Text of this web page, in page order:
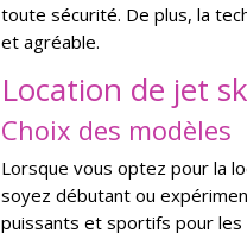
toute sécurité. De plus, la
et agréable.
Location de jet
Choix des modèles
Lorsque vous optez pour la
soyez débutant ou
puissants et sportifs pour